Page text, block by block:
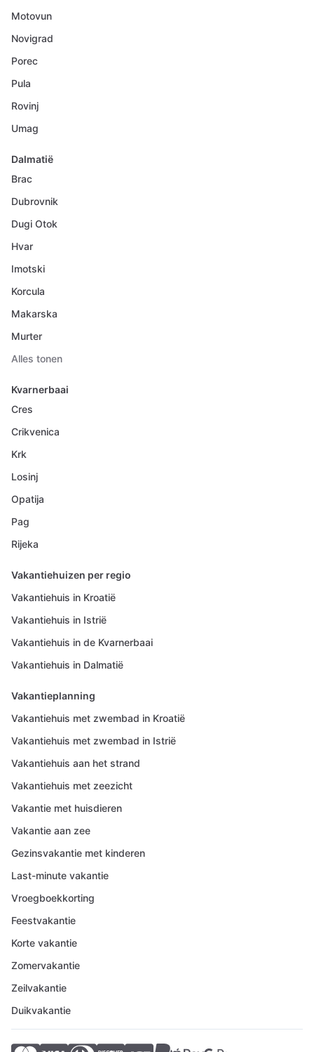
Motovun
Novigrad
Porec
Pula
Rovinj
Umag
Dalmatië
Brac
Dubrovnik
Dugi Otok
Hvar
Imotski
Korcula
Makarska
Murter
Alles tonen
Kvarnerbaai
Cres
Crikvenica
Krk
Losinj
Opatija
Pag
Rijeka
Vakantiehuizen per regio
Vakantiehuis in Kroatië
Vakantiehuis in Istrië
Vakantiehuis in de Kvarnerbaai
Vakantiehuis in Dalmatië
Vakantieplanning
Vakantiehuis met zwembad in Kroatië
Vakantiehuis met zwembad in Istrië
Vakantiehuis aan het strand
Vakantiehuis met zeezicht
Vakantie met huisdieren
Vakantie aan zee
Gezinsvakantie met kinderen
Last-minute vakantie
Vroegboekkorting
Feestvakantie
Korte vakantie
Zomervakantie
Zeilvakantie
Duikvakantie